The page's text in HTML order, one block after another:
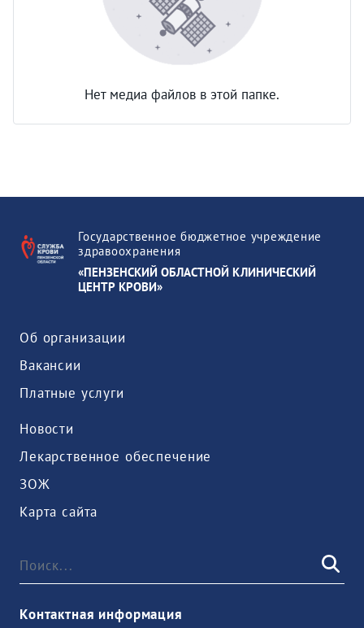
Нет медиа файлов в этой папке.
Государственное бюджетное учреждение
здравоохранения
«ПЕНЗЕНСКИЙ ОБЛАСТНОЙ КЛИНИЧЕСКИЙ
ЦЕНТР КРОВИ»
Об организации
Вакансии
Платные услуги
Новости
Лекарственное обеспечение
ЗОЖ
Карта сайта
Контактная информация